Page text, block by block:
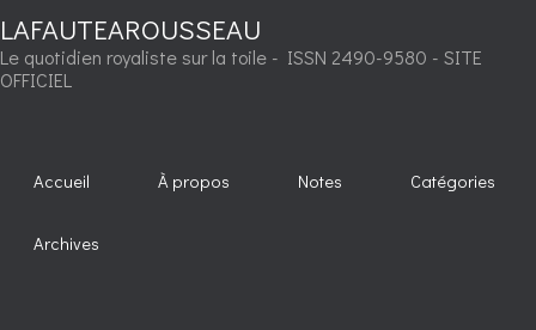
LAFAUTEAROUSSEAU
Le quotidien royaliste sur la toile - ISSN 2490-9580 - SITE
OFFICIEL
Accueil À propos Notes Catégories
Archives